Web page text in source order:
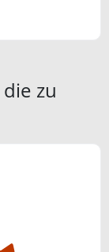
zu
anmelden